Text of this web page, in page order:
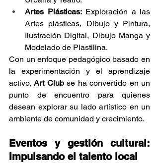
Artes Plásticas: Exploración a las
Artes plásticas, Dibujo y Pintura,
Ilustración Digital, Dibujo Manga y
Modelado de Plastilina.
Con un enfoque pedagógico basado en
la experimentación y el aprendizaje
activo, Art Club se ha convertido en un
punto de encuentro para quienes
desean explorar su lado artístico en un
ambiente de comunidad y crecimiento.
Eventos y gestión cultural:
Impulsando el talento local